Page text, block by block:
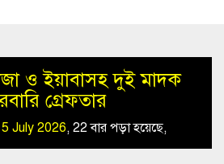
ও ইয়াবাসহ দুই মাদক
গ্রেফতার
5 July 2026, 22 বার পড়া হয়েছে,